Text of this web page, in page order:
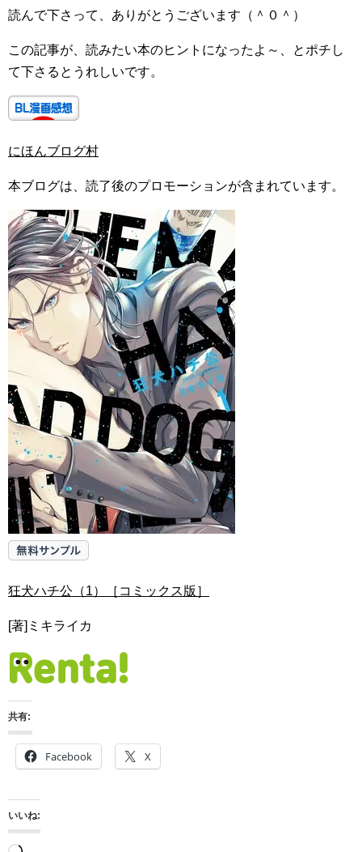
読んで下さって、ありがとうございます（＾０＾）
この記事が、読みたい本のヒントになったよ～、とポチし
て下さるとうれしいです。
にほんブログ村
本ブログは、読了後のプロモーションが含まれています。
狂犬ハチ公（1）［コミックス版］
[著]ミキライカ
共有:
Facebook X
いいね: